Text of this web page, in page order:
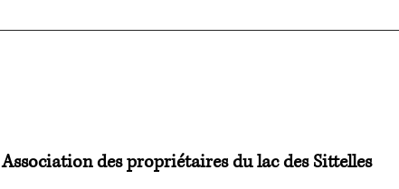
Association des propriétaires du lac des Sittelles